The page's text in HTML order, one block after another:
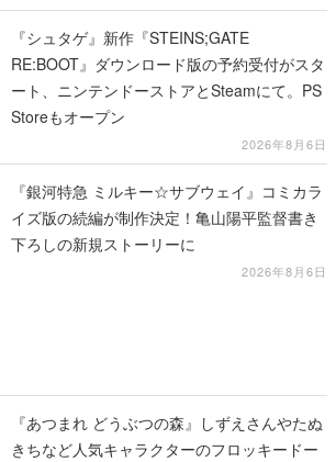
『シュタゲ』新作『STEINS;GATE
RE:BOOT』ダウンロード版の予約受付がスタ
ート、ニンテンドーストアとSteamにて。PS
Storeもオープン
2026年8月6日
『銀河特急 ミルキー☆サブウェイ』コミカラ
イズ版の続編が制作決定！亀山陽平監督書き
下ろしの新規ストーリーに
2026年8月6日
『あつまれ どうぶつの森』しずえさんやたぬ
きちなど人気キャラクターのフロッキードー